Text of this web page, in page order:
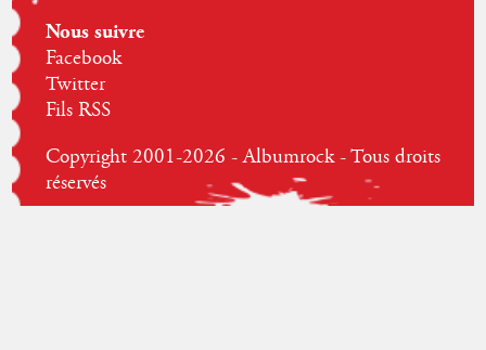
Nous suivre
Facebook
Twitter
Fils RSS
Copyright 2001-2026 - Albumrock - Tous droits
réservés